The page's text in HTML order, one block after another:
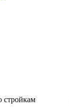
стройкам